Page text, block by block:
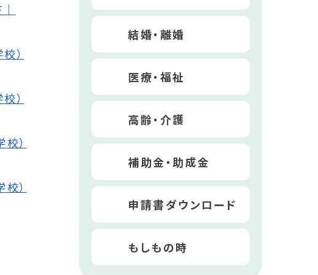
）
）
）
）
結婚・離婚
医療・福祉
高齢・介護
補助金・助成金
申請書ダウンロード
もしもの時